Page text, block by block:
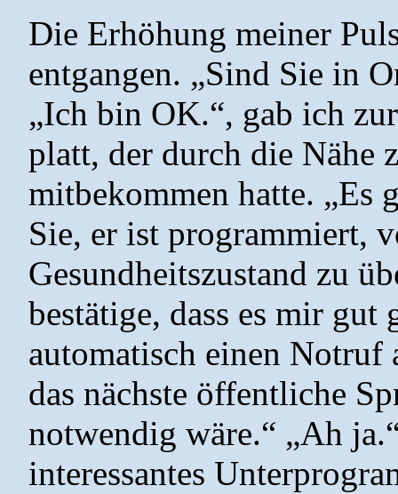
Die Erhöhung meiner
entgangen. „Sind Sie in
„Ich bin OK.“, gab ich
platt, der durch die Nähe
mitbekommen hatte. „Es
Sie, er ist programmiert,
Gesundheitszustand zu
bestätige, dass es mir gut
automatisch einen Notruf
das nächste öffentliche
notwendig wäre.“ „Ah
interessantes